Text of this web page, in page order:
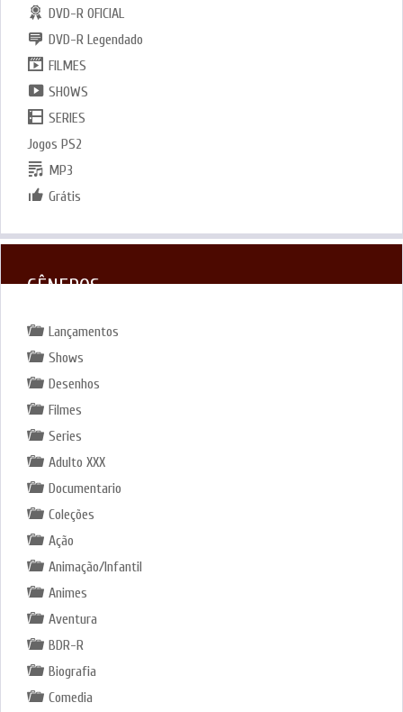
DVD-R OFICIAL
DVD-R Legendado
FILMES
SHOWS
SERIES
Jogos PS2
MP3
Grátis
GÊNEROS
Lançamentos
Shows
Desenhos
Filmes
Series
Adulto XXX
Documentario
Coleções
Ação
Animação/Infantil
Animes
Aventura
BDR-R
Biografia
Comedia